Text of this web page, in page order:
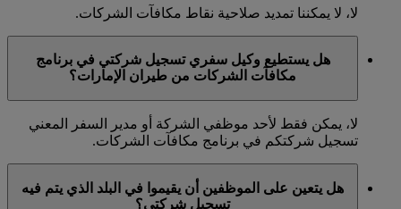
لا، لا يمكننا تمديد صلاحية نقاط مكافآت الشركات.
هل يستطيع وكيل سفري تسجيل شركتي في برنامج
مكافآت الشركات من طيران الإمارات؟
لا، يمكن فقط لأحد موظفي الشركة أو مدير السفر المعني
تسجيل شركتكم في برنامج مكافآت الشركات.
هل يتعين على الموظفين أن يقيموا في البلد الذي يتم فيه
تسجيل شركتي؟